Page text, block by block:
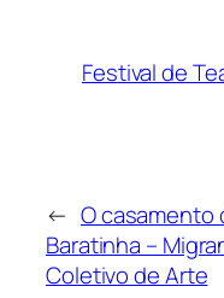
Festival de
← O casamento
Baratinha –
Coletivo de Arte